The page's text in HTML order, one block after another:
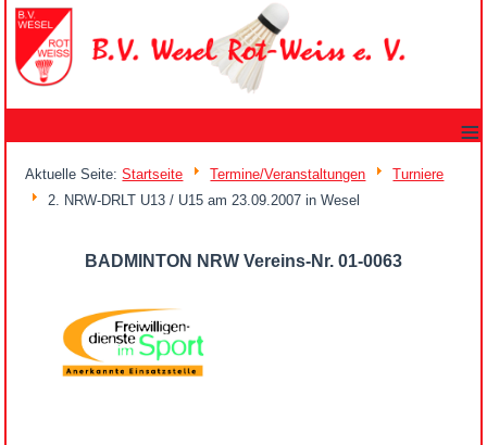
≡
Aktuelle Seite:Startseite Termine/Veranstaltungen
Turniere
2. NRW-DRLT U13 / U15 am 23.09.2007 in Wesel
BADMINTON NRW Vereins-Nr. 01-0063